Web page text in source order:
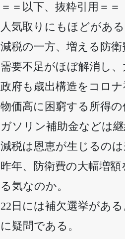
＝＝以下、抜粋引用＝＝
人気取りにもほどがあ
減税の一方、増える防
需要不足がほぼ解消し
政府も歳出構造をコロ
物価高に困窮する所得
ガソリン補助金などは
減税は恩恵が生じるの
昨年、防衛費の大幅増
る気なのか。
22日には補欠選挙があ
に疑問である。